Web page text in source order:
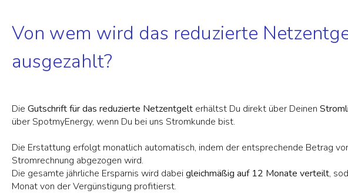
Von wem wird das reduzierte
ausgezahlt?
Die Gutschrift für das reduzierte Netzentgelterhältst Du direkt über Deinen
über SpotmyEnergy, wenn Du bei uns Stromkunde bist.
Die Erstattung erfolgt monatlich automatisch, indem der entsprechende Betrag
Stromrechnung abgezogen wird.
Die gesamte jährliche Ersparnis wird dabeigleichmäßig auf 12 Monate verteilt,
Monat von der Vergünstigung profitierst.